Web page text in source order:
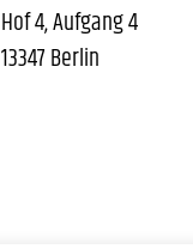
Hof 4, Aufgang 4
13347 Berlin